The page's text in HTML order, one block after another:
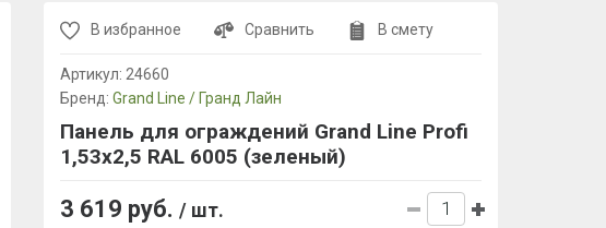
В избранное Сравнить В смету
Артикул: 24660
Бренд: Grand Line / Гранд Лайн
Панель для ограждений Grand Line Profi
1,53x2,5 RAL 6005 (зеленый)
3 619 руб. / шт.